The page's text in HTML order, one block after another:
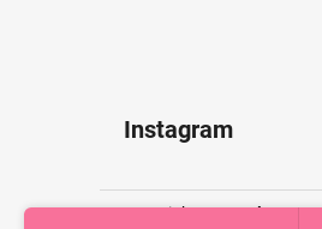
Instagram
Copyright 2026Mia